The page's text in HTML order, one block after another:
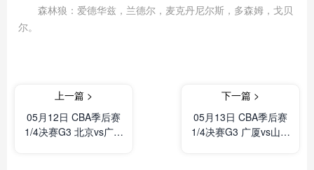
森林狼：爱德华兹，兰德尔，麦克丹尼尔斯，多森姆，戈贝
尔。
上一篇 >
05月12日 CBA季后赛
1/4决赛G3 北京vs广东
下一篇 >
05月13日 CBA季后赛
1/4决赛G3 广厦vs山西